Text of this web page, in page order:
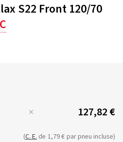
S22 Front 120/70
127,82 €
(C. E. de 1,79 € par pneu incluse)